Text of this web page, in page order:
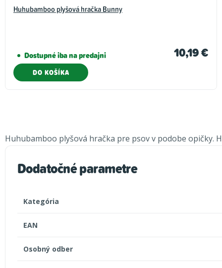
Huhubamboo plyšová hračka Bunny
Dostupné iba na predajni 10,19 €
DO KOŠÍKA
Huhubamboo plyšová hračka pre psov v podobe opičky.
Dodatočné parametre
Kategória
EAN
Osobný odber